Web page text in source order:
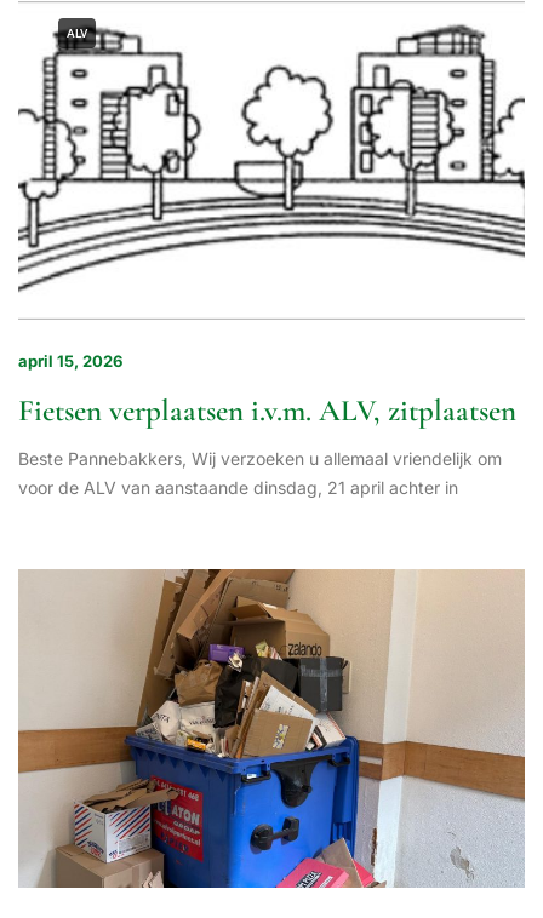
ALV
april 15, 2026
Fietsen verplaatsen i.v.m. ALV, zitplaatsen
Beste Pannebakkers, Wij verzoeken u allemaal vriendelijk om
voor de ALV van aanstaande dinsdag, 21 april achter in